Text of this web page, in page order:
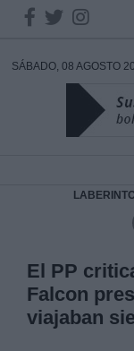
SÁBADO, 08 AGOSTO
El PP
Falcon
viajaban
Responsable:
Datos
Legitimación: